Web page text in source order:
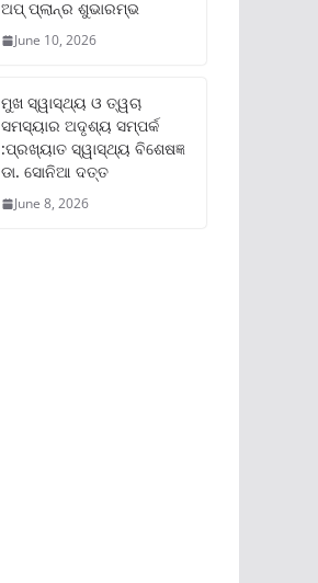
ଅପ୍ ପ୍ଲାନ୍‌ର ଶୁଭାରମ୍ଭ
June 10, 2026
ମୁଖ ସ୍ୱାସ୍ଥ୍ୟ ଓ ତ୍ୱଚା
ସମସ୍ୟାର ଅଦୃଶ୍ୟ ସମ୍ପର୍କ
:ପ୍ରଖ୍ୟାତ ସ୍ୱାସ୍ଥ୍ୟ ବିଶେଷଜ୍ଞ
ଡା. ସୋନିଆ ଦତ୍ତ
June 8, 2026